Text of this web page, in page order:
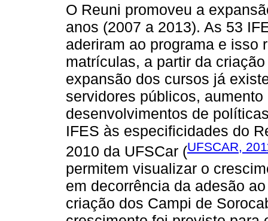
O Reuni promoveu a
anos (2007 a 2013). As 53
aderiram ao programa e isso
matrículas, a partir da
expansão dos cursos já
servidores públicos,
desenvolvimentos de
IFES às especificidades do
2010 da UFSCar (UFSCAR,
permitem visualizar o
em decorrência da adesão
criação dos Campi de